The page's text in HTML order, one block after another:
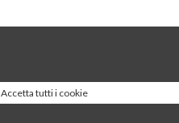
Accetta tutti i cookie